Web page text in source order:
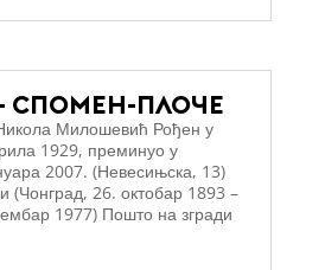
СПОМЕН-ПЛОЧЕ
Милошевић Рођен у
1929, преминуо у
2007. (Невесињска, 13)
26. октобар 1893 –
1977) Пошто на згради